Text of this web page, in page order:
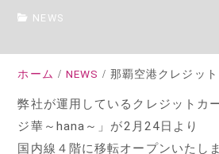
NEWS
ホーム NEWS 那覇空港クレジットカードラウンジ
弊社が運用しているクレジットカ
ジ華～hana～」が2月24日より
国内線４階に移転オープンいたしま